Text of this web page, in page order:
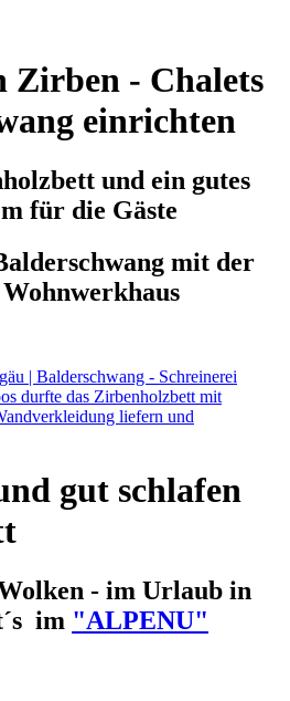
- Chalets
einrichten
und ein gutes
für die Gäste
mit der
gut schlafen
- im Urlaub in
im "ALPENU"